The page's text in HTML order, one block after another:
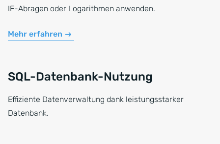
IF-Abragen oder Logarithmen anwenden.
Mehr erfahren
SQL-Datenbank-Nutzung
Effiziente Datenverwaltung dank leistungsstarker
Datenbank.